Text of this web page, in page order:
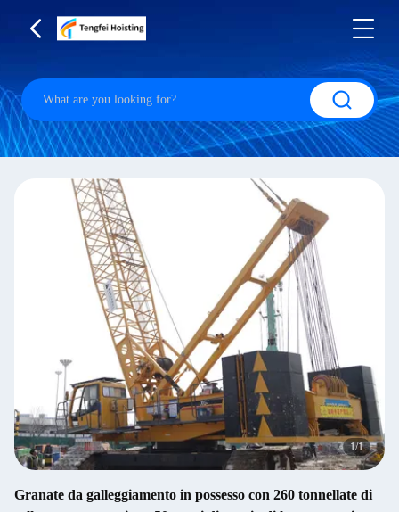
1/1
Granate da galleggiamento in possesso con 260 tonnellate di